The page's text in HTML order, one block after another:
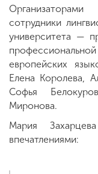
сотрудники
университета —
европейских
Елена Королева,
Софья
Миронова.
Мария
впечатлениями: